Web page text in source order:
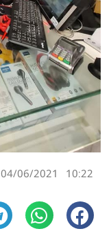
10:22
04/06/2021